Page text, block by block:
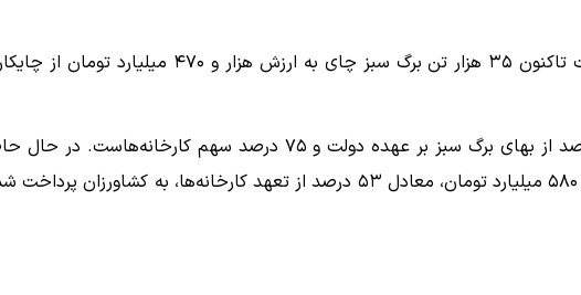
حبیب جهان‌ساز اعلام کرد: از ابتدای فصل برداشت تاکنون ۳۵ هزار تن برگ سبز چای به ارزش هزار و ۴۷۰ میلیارد
او با اشاره به سهم پرداختی‌ها توضیح داد: ۲۵ درصد از بهای برگ سبز بر عهده دولت و ۷۵ درصد سهم کارخانه‌هاست.
۱۶۷ کارخانه در فرآیند خرید فعال هستند و تاکنون ۵۸۰ میلیارد تومان، معادل ۵۳ درصد از تعهد کارخانه‌ها، به کشاورزان